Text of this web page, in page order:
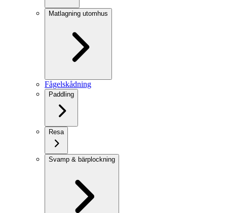
Matlagning utomhus
Fågelskådning
Paddling
Resa
Svamp & bärplockning